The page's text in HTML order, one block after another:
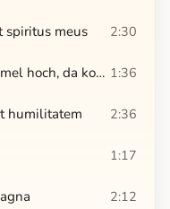
spiritus meus 2:30
Einlage A. Chorale: Vom Himmel hoch, da komm ich her 1:36
humilitatem 2:36
1:17
2:12